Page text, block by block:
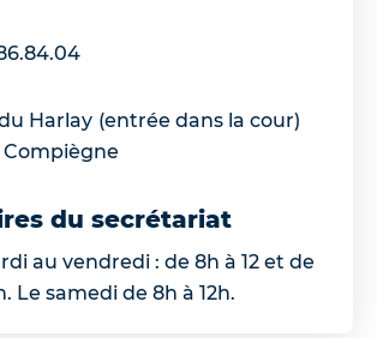
Harlay (entrée dans la cour)
Compiègne
du secrétariat
au vendredi : de 8h à 12 et de
Le samedi de 8h à 12h.